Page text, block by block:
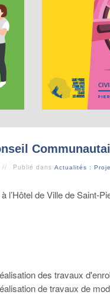
Publié dans Actualités :
à l’Hôtel de Ville de Saint-
des travaux
de travaux de